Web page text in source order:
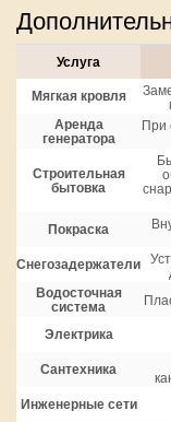
Услуга
Мягкая кровля
Аренда
генератора
При
Строительная
бытовка
Покраска
Снегозадержатели
Водосточная
система
Электрика
Сантехника
Инженерные сети